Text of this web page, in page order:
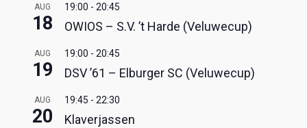
AUG
18
19:00 - 20:45
OWIOS – S.V. ’t Harde (Veluwecup)
AUG
19
19:00 - 20:45
DSV ’61 – Elburger SC (Veluwecup)
AUG
20
19:45 - 22:30
Klaverjassen